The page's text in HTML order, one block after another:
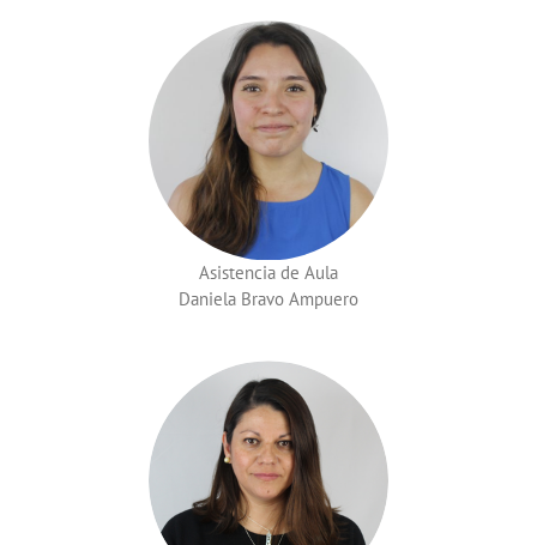
Asistencia de Aula
Daniela Bravo Ampuero